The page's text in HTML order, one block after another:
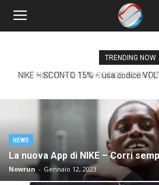
Nowrun
TRENDING NOW
NIKE – SCONTO 15% – usa codice
NEWS
La nuova App di NIKE – Corri
Nowrun - Gennaio 12, 2023